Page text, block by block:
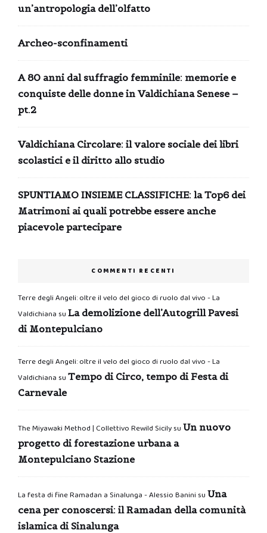
un’antropologia dell’olfatto
Archeo-sconfinamenti
A 80 anni dal suffragio femminile: memorie e
conquiste delle donne in Valdichiana Senese –
pt.2
Valdichiana Circolare: il valore sociale dei libri
scolastici e il diritto allo studio
SPUNTIAMO INSIEME CLASSIFICHE: la Top6 dei
Matrimoni ai quali potrebbe essere anche
piacevole partecipare
COMMENTI RECENTI
Terre degli Angeli: oltre il velo del gioco di ruolo dal vivo - La
Valdichiana su La demolizione dell’Autogrill Pavesi
di Montepulciano
Terre degli Angeli: oltre il velo del gioco di ruolo dal vivo - La
Valdichiana su Tempo di Circo, tempo di Festa di
Carnevale
The Miyawaki Method | Collettivo Rewild Sicilysu Un nuovo
progetto di forestazione urbana a
Montepulciano Stazione
La festa di fine Ramadan a Sinalunga - Alessio Banini su Una
cena per conoscersi: il Ramadan della comunità
islamica di Sinalunga